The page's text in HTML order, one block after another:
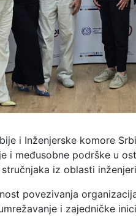
i Inženjerske komore
i međusobne podrške u
iz oblasti
povezivanja
i zajedničke